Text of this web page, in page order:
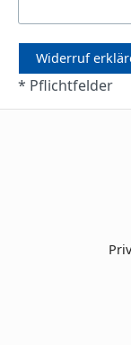
Widerruf
* Pflichtfelder